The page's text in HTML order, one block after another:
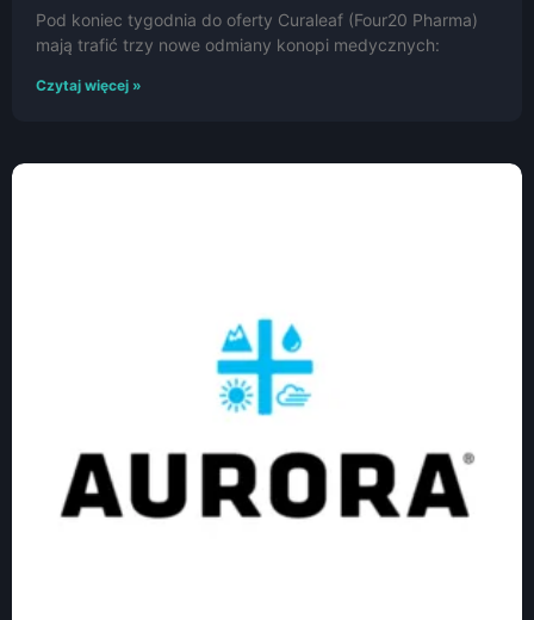
Pod koniec tygodnia do oferty Curaleaf (Four20 Pharma)
mają trafić trzy nowe odmiany konopi medycznych:
Czytaj więcej »